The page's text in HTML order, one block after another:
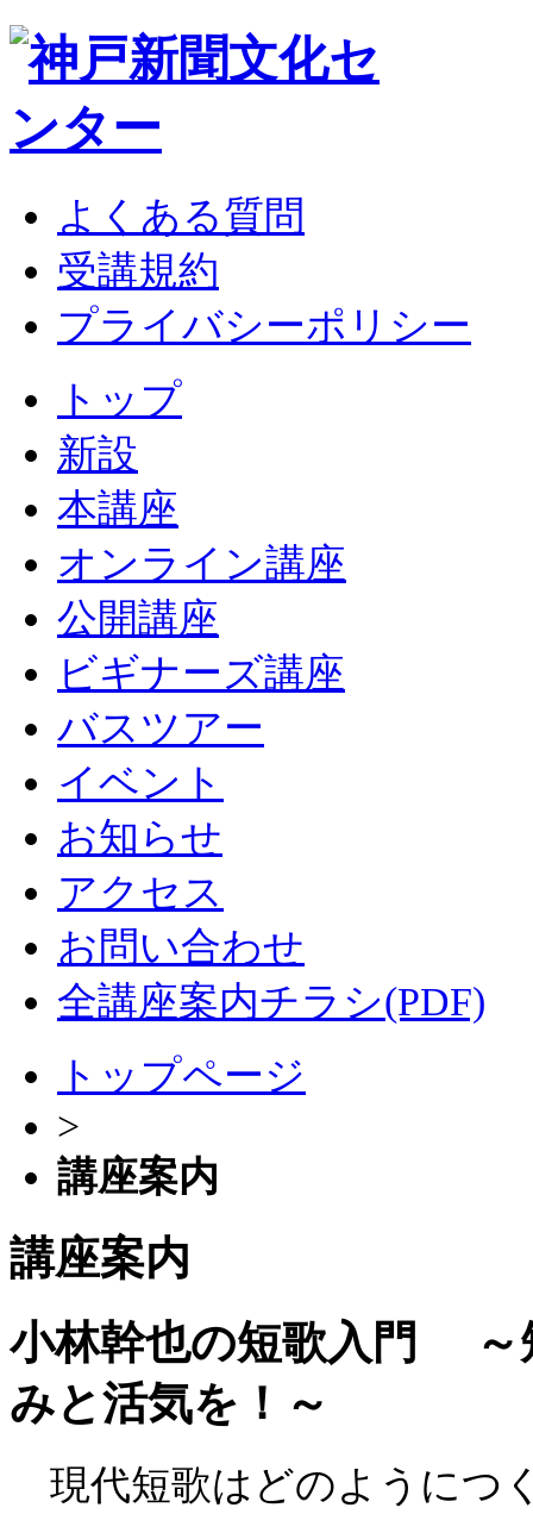
よくある質問
受講規約
プライバシーポリシー
トップ
新設
本講座
オンライン講座
公開講座
ビギナーズ講座
バスツアー
イベント
お知らせ
アクセス
お問い合わせ
全講座案内チラシ(PDF)
トップページ
>
講座案内
講座案内
小林幹也の短歌入門
みと活気を！～
現代短歌はどのようにつ